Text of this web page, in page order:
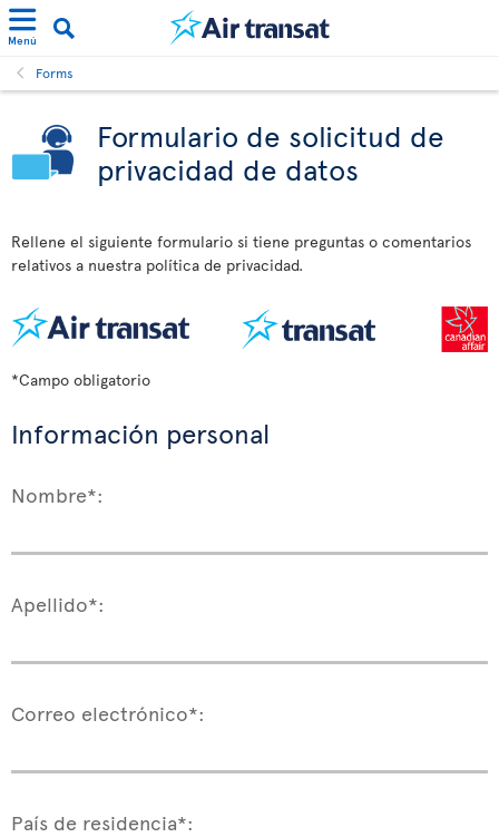
Menú
Forms
Formulario de solicitud de
privacidad de datos
Rellene el siguiente formulario si tiene preguntas o comentarios
relativos a nuestra política de privacidad.
*Campo obligatorio
Información personal
Nombre*:
Apellido*:
Correo electrónico*:
País de residencia*: